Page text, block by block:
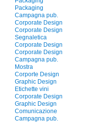
Packaging
Campagna pub.
Corporate Design
Corporate Design
Segnaletica
Corporate Design
Corporate Design
Campagna pub.
Mostra
Corporte Design
Graphic Design
Etichette vini
Corporate Design
Graphic Design
Comunicazione
Campagna pub.